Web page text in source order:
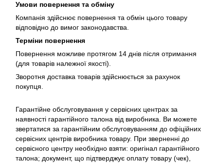
Умови повернення та обміну
Компанія здійснює повернення та обмін цього товару
відповідно до вимог законодавства.
Терміни повернення
Повернення можливе протягом 14 днів після отримання
(для товарів належної якості).
Зворотня доставка товарів здійснюється за рахунок
покупця.
Гарантійне обслуговування у сервісних центрах за
наявності гарантійного талона від виробника. Ви можете
звертатися за гарантійним обслуговуванням до офіційних
сервісних центрів виробника товару. При зверненні до
сервісного центру необхідно взяти: оригінал гарантійного
талона; документ, що підтверджує оплату товару (чек),